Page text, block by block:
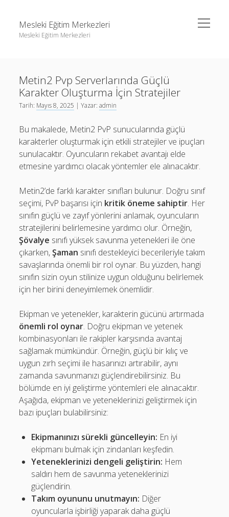
Mesleki Eğitim Merkezleri
Mesleki Eğitim Merkezleri
menüyü
aç
Liste
Sayfa Listesi
Twitter Gizli Hesaba Nasıl Bakılır
Igtv Yorum Yükseltme Hilesi
Sayfa Listesi
Threads Beğeni Arttırma
Twitter Gizli Hesaba Nasıl Bakılır
Metin2 Pvp Serverlarında Güçlü
Karakter Oluşturma İçin Stratejiler
Tarih: Mayıs 8, 2025 | Yazar:admin
Bu makalede, Metin2 PvP sunucularında güçlü
karakterler oluşturmak için etkili stratejiler ve ipuçları
sunulacaktır. Oyuncuların rekabet avantajı elde
etmesine yardımcı olacak yöntemler ele alınacaktır.
Metin2’de farklı karakter sınıfları bulunur. Doğru sınıf
seçimi, PvP başarısı için kritik öneme sahiptir. Her
sınıfın güçlü ve zayıf yönlerini anlamak, oyuncuların
stratejilerini belirlemesine yardımcı olur. Örneğin,
Şövalye sınıfı yüksek savunma yetenekleri ile öne
çıkarken,Şaman sınıfı destekleyici becerileriyle takım
savaşlarında önemli bir rol oynar. Bu yüzden, hangi
sınıfın sizin oyun stilinize uygun olduğunu belirlemek
için her birini deneyimlemek önemlidir.
Ekipman ve yetenekler, karakterin gücünü artırmada
önemli rol oynar. Doğru ekipman ve yetenek
kombinasyonları ile rakipler karşısında avantaj
sağlamak mümkündür. Örneğin, güçlü bir kılıç ve
uygun zırh seçimi ile hasarınızı artırabilir, aynı
zamanda savunmanızı güçlendirebilirsiniz. Bu
bölümde en iyi geliştirme yöntemleri ele alınacaktır.
Aşağıda, ekipman ve yeteneklerinizi geliştirmek için
bazı ipuçları bulabilirsiniz:
Ekipmanınızı sürekli güncelleyin: En iyi
ekipmanı bulmak için zindanları keşfedin.
Yeteneklerinizi dengeli geliştirin: Hem
saldırı hem de savunma yeteneklerinizi
güçlendirin.
Takım oyununu unutmayın: Diğer
oyuncularla işbirliği yaparak daha güçlü